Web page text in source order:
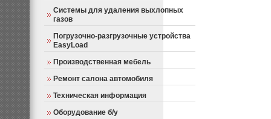
Системы для удаления выхлопных
газов
Погрузочно-разгрузочные устройства
EasyLoad
Производственная мебель
Ремонт салона автомобиля
Техническая информация
Оборудование б/у